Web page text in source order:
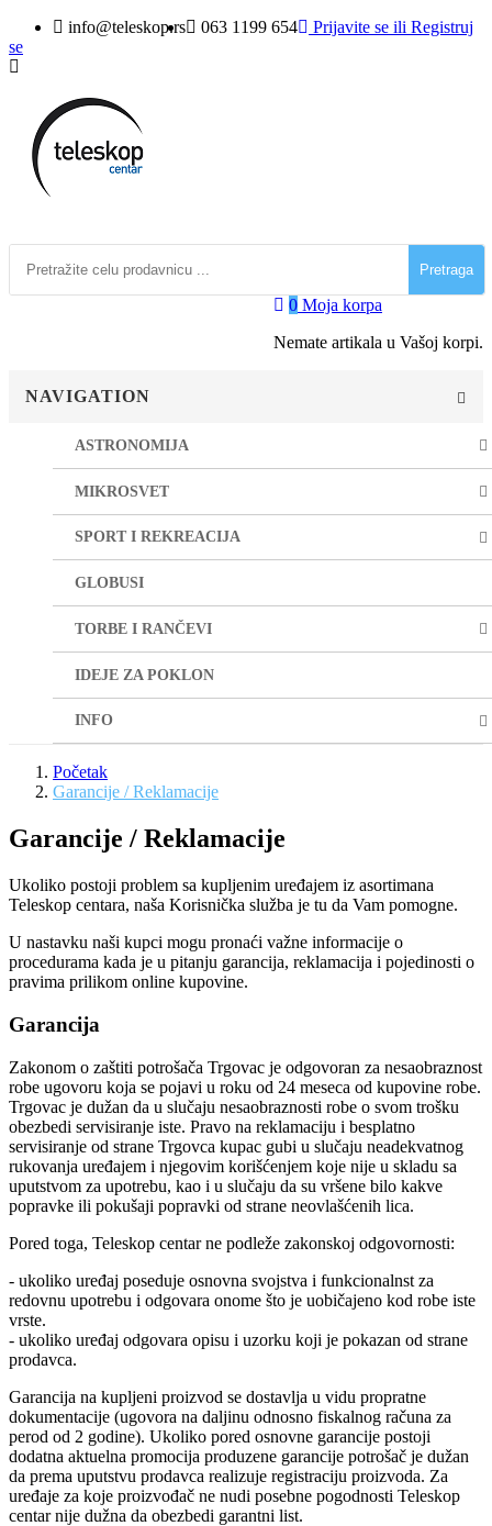
info@teleskop.rs 063 1199 654 Prijavite se ili Registruj
se
Pretraga
0 Moja korpa
Nemate artikala u Vašoj korpi.
NAVIGATION
ASTRONOMIJA
MIKROSVET
SPORT I REKREACIJA
GLOBUSI
TORBE I RANČEVI
IDEJE ZA POKLON
INFO
Početak
Garancije / Reklamacije
Garancije / Reklamacije
Ukoliko postoji problem sa kupljenim uređajem iz asortimana
Teleskop centara, naša Korisnička služba je tu da Vam pomogne.
U nastavku naši kupci mogu pronaći važne informacije o
procedurama kada je u pitanju garancija, reklamacija i pojedinosti o
pravima prilikom online kupovine.
Garancija
Zakonom o zaštiti potrošača Trgovac je odgovoran za nesaobraznost
robe ugovoru koja se pojavi u roku od 24 meseca od kupovine robe.
Trgovac je dužan da u slučaju nesaobraznosti robe o svom trošku
obezbedi servisiranje iste. Pravo na reklamaciju i besplatno
servisiranje od strane Trgovca kupac gubi u slučaju neadekvatnog
rukovanja uređajem i njegovim korišćenjem koje nije u skladu sa
uputstvom za upotrebu, kao i u slučaju da su vršene bilo kakve
popravke ili pokušaji popravki od strane neovlašćenih lica.
Pored toga, Teleskop centar ne podleže zakonskoj odgovornosti:
- ukoliko uređaj poseduje osnovna svojstva i funkcionalnst za
redovnu upotrebu i odgovara onome što je uobičajeno kod robe iste
vrste.
- ukoliko uređaj odgovara opisu i uzorku koji je pokazan od strane
prodavca.
Garancija na kupljeni proizvod se dostavlja u vidu propratne
dokumentacije (ugovora na daljinu odnosno fiskalnog računa za
perod od 2 godine). Ukoliko pored osnovne garancije postoji
dodatna aktuelna promocija produzene garancije potrošač je dužan
da prema uputstvu prodavca realizuje registraciju proizvoda. Za
uređaje za koje proizvođač ne nudi posebne pogodnosti Teleskop
centar nije dužna da obezbedi garantni list.